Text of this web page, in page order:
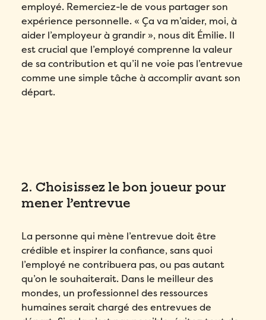
employé. Remerciez-le de vous partager son
expérience personnelle. « Ça va m’aider, moi, à
aider l’employeur à grandir », nous dit Émilie. Il
est crucial que l’employé comprenne la valeur
de sa contribution et qu’il ne voie pas l’entrevue
comme une simple tâche à accomplir avant son
départ.
2. Choisissez le bon joueur pour
mener l’entrevue
La personne qui mène l’entrevue doit être
crédible et inspirer la confiance, sans quoi
l’employé ne contribuera pas, ou pas autant
qu’on le souhaiterait. Dans le meilleur des
mondes, un professionnel des ressources
humaines serait chargé des entrevues de